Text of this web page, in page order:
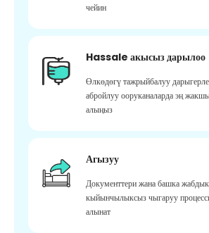
чейин
Hassale акысыз дарылоо
Өлкөдөгү тажрыйбалуу
абройлуу ооруканаларда эң
алыңыз
Агызуу
Документтери жана башка
кыйынчылыксыз чыгаруу
алынат